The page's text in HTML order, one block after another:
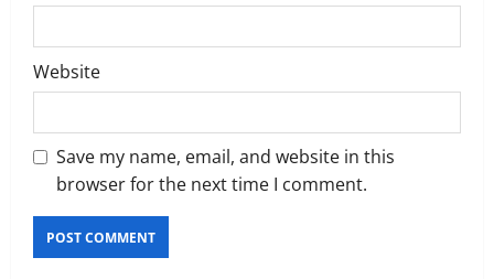
Website
Save my name, email, and website in this
browser for the next time I comment.